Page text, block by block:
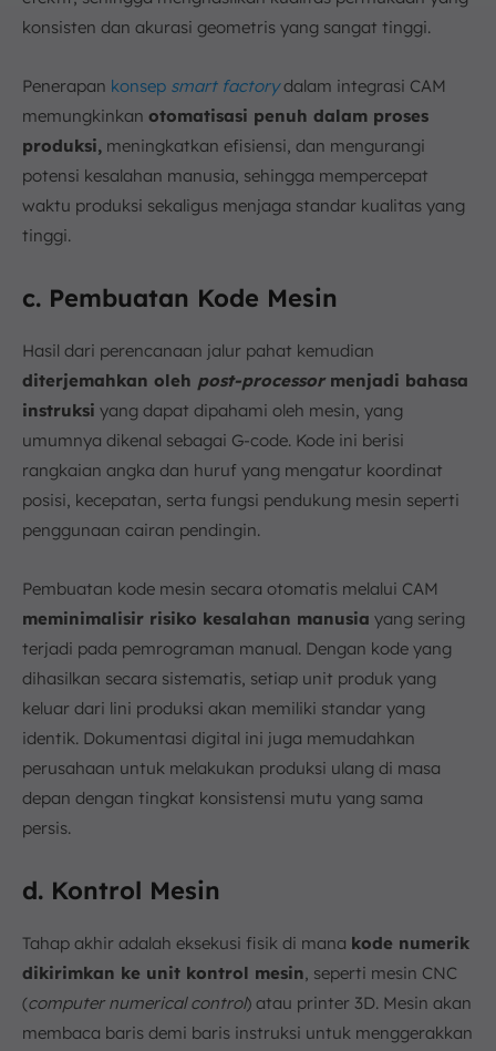
konsisten dan akurasi geometris yang sangat tinggi.
Penerapan konsep smart factorydalam integrasi CAM
memungkinkan otomatisasi penuh dalam proses
produksi, meningkatkan efisiensi, dan mengurangi
potensi kesalahan manusia, sehingga mempercepat
waktu produksi sekaligus menjaga standar kualitas yang
tinggi.
c. Pembuatan Kode Mesin
Hasil dari perencanaan jalur pahat kemudian
diterjemahkan oleh post-processormenjadi bahasa
instruksi yang dapat dipahami oleh mesin, yang
umumnya dikenal sebagai G-code. Kode ini berisi
rangkaian angka dan huruf yang mengatur koordinat
posisi, kecepatan, serta fungsi pendukung mesin seperti
penggunaan cairan pendingin.
Pembuatan kode mesin secara otomatis melalui CAM
meminimalisir risiko kesalahan manusia yang sering
terjadi pada pemrograman manual. Dengan kode yang
dihasilkan secara sistematis, setiap unit produk yang
keluar dari lini produksi akan memiliki standar yang
identik. Dokumentasi digital ini juga memudahkan
perusahaan untuk melakukan produksi ulang di masa
depan dengan tingkat konsistensi mutu yang sama
persis.
d. Kontrol Mesin
Tahap akhir adalah eksekusi fisik di mana kode numerik
dikirimkan ke unit kontrol mesin, seperti mesin CNC
(computer numerical control) atau printer 3D. Mesin akan
membaca baris demi baris instruksi untuk menggerakkan